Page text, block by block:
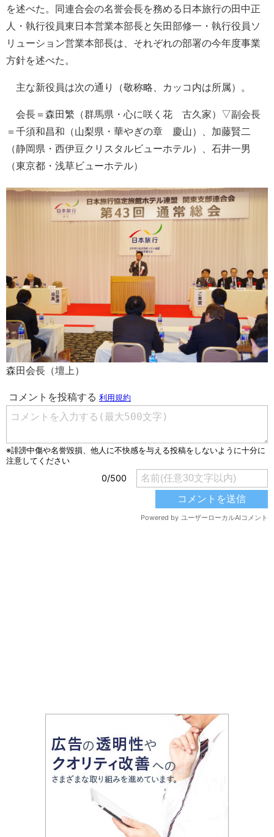
を述べた。同連合会の名誉会長を務める日本旅行の田中正
人・執行役員東日本営業本部長と矢田部修一・執行役員ソ
リューション営業本部長は、それぞれの部署の今年度事業
方針を述べた。
主な新役員は次の通り（敬称略、カッコ内は所属）。
会長＝森田繁（群馬県・心に咲く花 古久家）▽副会長
＝千須和昌和（山梨県・華やぎの章 慶山）、加藤賢二
（静岡県・西伊豆クリスタルビューホテル）、石井一男
（東京都・浅草ビューホテル）
森田会長（壇上）